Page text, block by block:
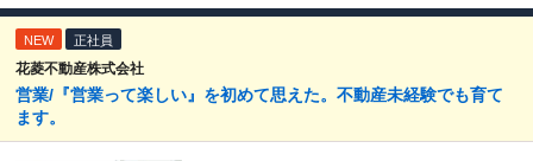
NEW 正社員
花菱不動産株式会社
営業/『営業って楽しい』を初めて思えた。不動産未経験でも育て
ます。